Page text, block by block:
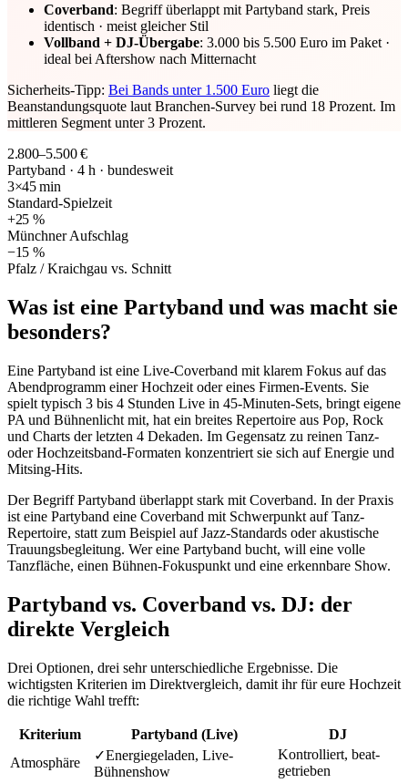
Coverband: Begriff überlappt mit Partyband stark, Preis
identisch · meist gleicher Stil
Vollband + DJ-Übergabe: 3.000 bis 5.500 Euro im Paket ·
ideal bei Aftershow nach Mitternacht
Sicherheits-Tipp: Bei Bands unter 1.500 Euro liegt die
Beanstandungsquote laut Branchen-Survey bei rund 18 Prozent. Im
mittleren Segment unter 3 Prozent.
2.800–5.500 €
Partyband · 4 h · bundesweit
3×45 min
Standard-Spielzeit
+25 %
Münchner Aufschlag
−15 %
Pfalz / Kraichgau vs. Schnitt
Was ist eine Partyband und was macht sie
besonders?
Eine Partyband ist eine Live-Coverband mit klarem Fokus auf das
Abendprogramm einer Hochzeit oder eines Firmen-Events. Sie
spielt typisch 3 bis 4 Stunden Live in 45-Minuten-Sets, bringt eigene
PA und Bühnenlicht mit, hat ein breites Repertoire aus Pop, Rock
und Charts der letzten 4 Dekaden. Im Gegensatz zu reinen Tanz-
oder Hochzeitsband-Formaten konzentriert sie sich auf Energie und
Mitsing-Hits.
Der Begriff Partyband überlappt stark mit Coverband. In der Praxis
ist eine Partyband eine Coverband mit Schwerpunkt auf Tanz-
Repertoire, statt zum Beispiel auf Jazz-Standards oder akustische
Trauungsbegleitung. Wer eine Partyband bucht, will eine volle
Tanzfläche, einen Bühnen-Fokuspunkt und eine erkennbare Show.
Partyband vs. Coverband vs. DJ: der
direkte Vergleich
Drei Optionen, drei sehr unterschiedliche Ergebnisse. Die
wichtigsten Kriterien im Direktvergleich, damit ihr für eure Hochzeit
die richtige Wahl trefft:
Kriterium Partyband (Live)
DJ
Atmosphäre
✓Energiegeladen, Live-
Bühnenshow
Kontrolliert, beat-
getrieben